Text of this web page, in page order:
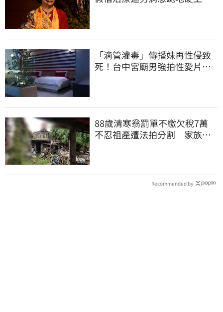
「滴管灌毒」傳播妹再性侵致
死！台中宮廟男強拍性愛片
88歲清寒翁罰單不繳欠稅7萬
不忍祖產遭法拍分割 家族按
Recommended by